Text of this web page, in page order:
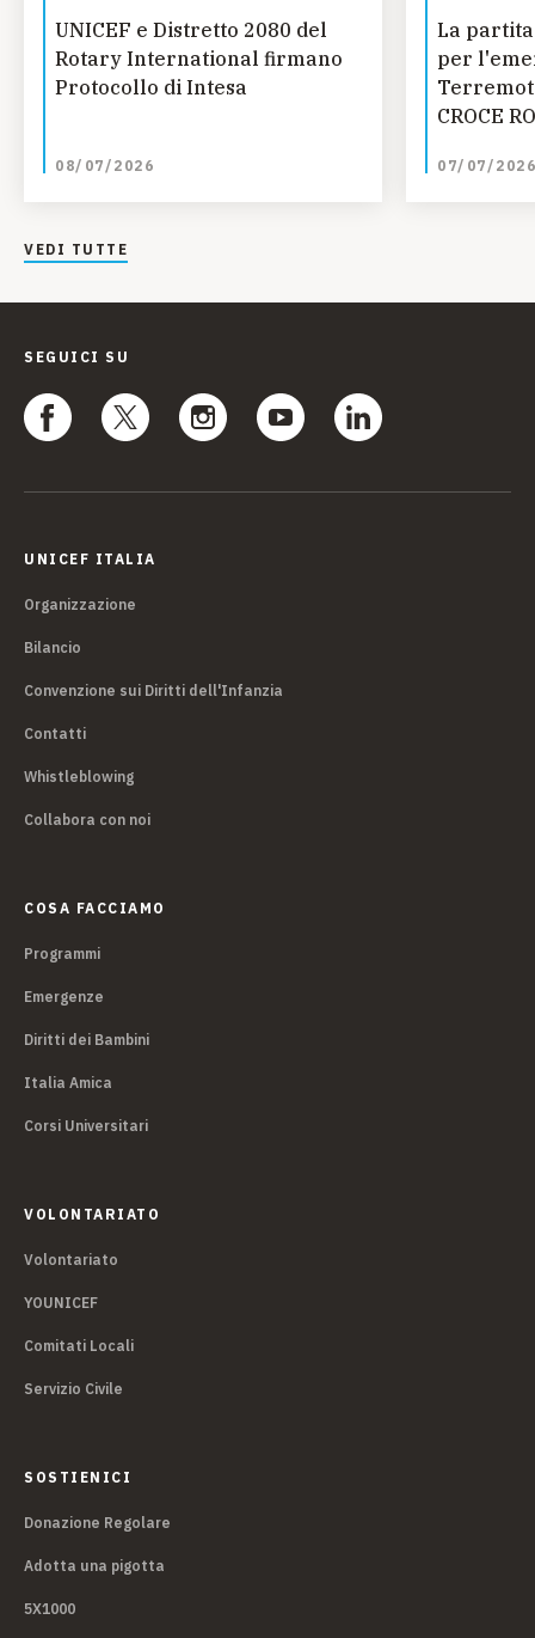
UNICEF e Distretto 2080 del
Rotary International firmano
Protocollo di Intesa
08/07/2026
La
per
CROCE
progetti
07/07/2026
VEDI TUTTE
SEGUICI SU
UNICEF ITALIA
Organizzazione
Bilancio
Convenzione sui Diritti dell'Infanzia
Contatti
Whistleblowing
Collabora con noi
COSA FACCIAMO
Programmi
Emergenze
Diritti dei Bambini
Italia Amica
Corsi Universitari
VOLONTARIATO
Volontariato
YOUNICEF
Comitati Locali
Servizio Civile
SOSTIENICI
Donazione Regolare
Adotta una pigotta
5X1000